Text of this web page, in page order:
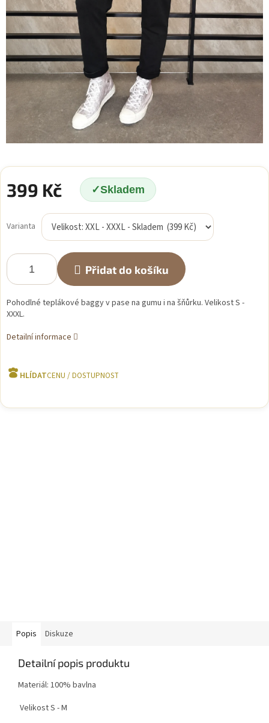
399 Kč Skladem
cena:
Varianta
Přidat do košíku
Pohodlné teplákové baggy v pase na gumu i na šňůrku. Velikost S -
XXXL.
Detailní informace
HLÍDAT
Popis Diskuze
Detailní popis produktu
Materiál: 100% bavlna
Velikost S - M